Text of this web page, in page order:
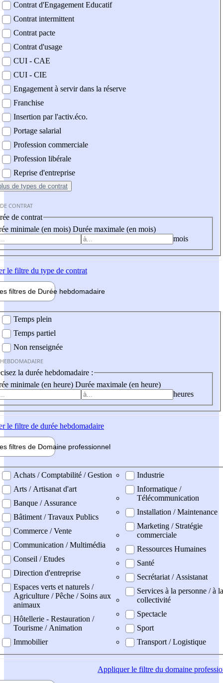
Contrat d'Engagement Educatif
Contrat intermittent
Contrat pacte
Contrat d'usage
CUI - CAE
CUI - CIE
Engagement à servir dans la réserve
Franchise
Insertion par l'activ.éco.
Portage salarial
Profession commerciale
Profession libérale
Reprise d'entreprise
de types de contrat
CONTRAT
de contrat
minimale (en mois) Durée maximale (en mois)
mois
le filtre du type de contrat
filtres de Durée hebdomadaire
Temps plein
Temps partiel
Non renseignée
la durée hebdomadaire :
minimale (en heure) Durée maximale (en heure)
heures
le filtre de durée hebdomadaire
filtres de Domaine professionnel
professionel
Achats / Comptabilité / Gestion
Arts / Artisanat d'art
Banque / Assurance
Bâtiment / Travaux Publics
Commerce / Vente
Communication / Multimédia
Conseil / Etudes
Direction d'entreprise
Espaces verts et naturels /
Agriculture / Pêche / Soins aux
animaux
Hôtellerie - Restauration /
Tourisme / Animation
Immobilier
Industrie
Informatique /
Télécommunication
Installation / Maintenance
Marketing / Stratégie
commerciale
Ressources Humaines
Santé
Secrétariat / Assistanat
Services à la personne / à la
collectivité
Spectacle
Sport
Transport / Logistique
Appliquerle filtre du domaine